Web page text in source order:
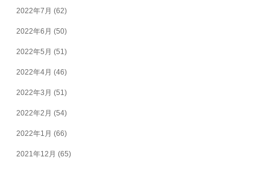
2022年7月 (62)
2022年6月 (50)
2022年5月 (51)
2022年4月 (46)
2022年3月 (51)
2022年2月 (54)
2022年1月 (66)
2021年12月 (65)